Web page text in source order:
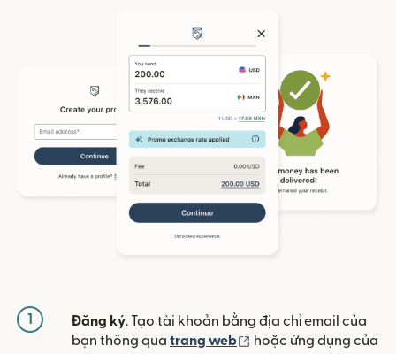
1 Đăng ký. Tạo tài khoản bằng địa chỉ email của
bạn thông qua trang web (mở trong cửa sổ mới)
hoặc ứng dụng của